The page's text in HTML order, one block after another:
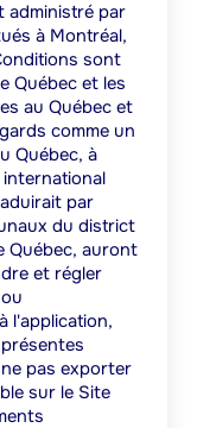
administré par
à Montréal,
sont
Québec et les
au Québec et
comme un
Québec, à
par
du district
Québec, auront
et régler
l'application,
pas exporter
sur le Site